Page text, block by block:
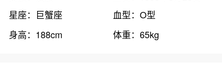
星座：巨蟹座
血型：O型
身高：188cm
体重：65kg